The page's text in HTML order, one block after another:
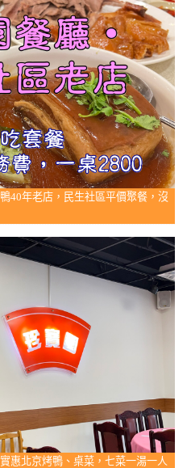
40年老店，民生社區平價聚餐，沒
惠北京烤鴨、桌菜，七菜一湯一人